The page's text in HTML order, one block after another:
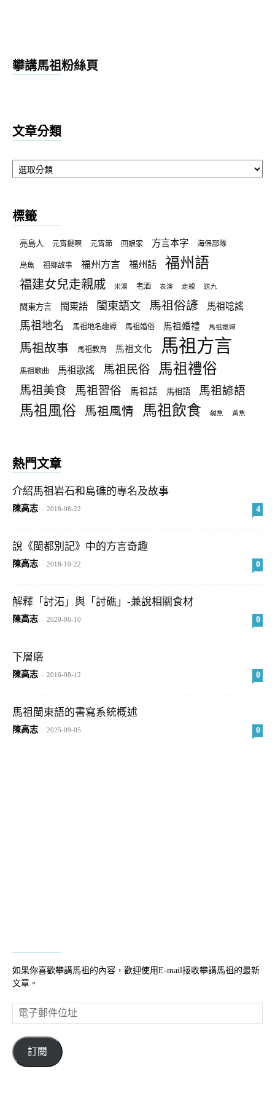
攀講馬祖粉絲頁
文章分類
文
章
標籤
亮島人 元宵擺暝 元宵節 回娘家 方言本字 海保部隊
烏魚 祖鄉故事 福州方言 福州話 福州語
福建女兒走親戚 米湯 老酒 表演 走親 送九
閩東方言 閩東語 閩東語文 馬祖俗諺 馬祖唸謠
馬祖地名 馬祖地名趣譚 馬祖婚俗 馬祖婚禮 馬祖媳婦
馬祖故事 馬祖教育 馬祖文化 馬祖方言
馬祖歌曲 馬祖歌謠 馬祖民俗 馬祖禮俗
馬祖美食 馬祖習俗 馬祖話 馬祖語 馬祖諺語
馬祖風俗 馬祖風情 馬祖飲食 鹹魚 黃魚
熱門文章
介紹馬祖岩石和島礁的專名及故事
陳高志 - 2018-08-22 4
說《閩都別記》中的方言奇趣
陳高志 - 2018-10-22 0
解釋「討沰」與「討礁」-兼說相關食材
陳高志 - 2020-06-10 0
下層磨
陳高志 - 2016-08-12 0
馬祖閩東語的書寫系統概述
陳高志 - 2025-09-05 0
如果你喜歡攀講馬祖的內容，歡迎使用E-mail接收攀講馬祖的最新
文章。
電
子
件
位
訂閱